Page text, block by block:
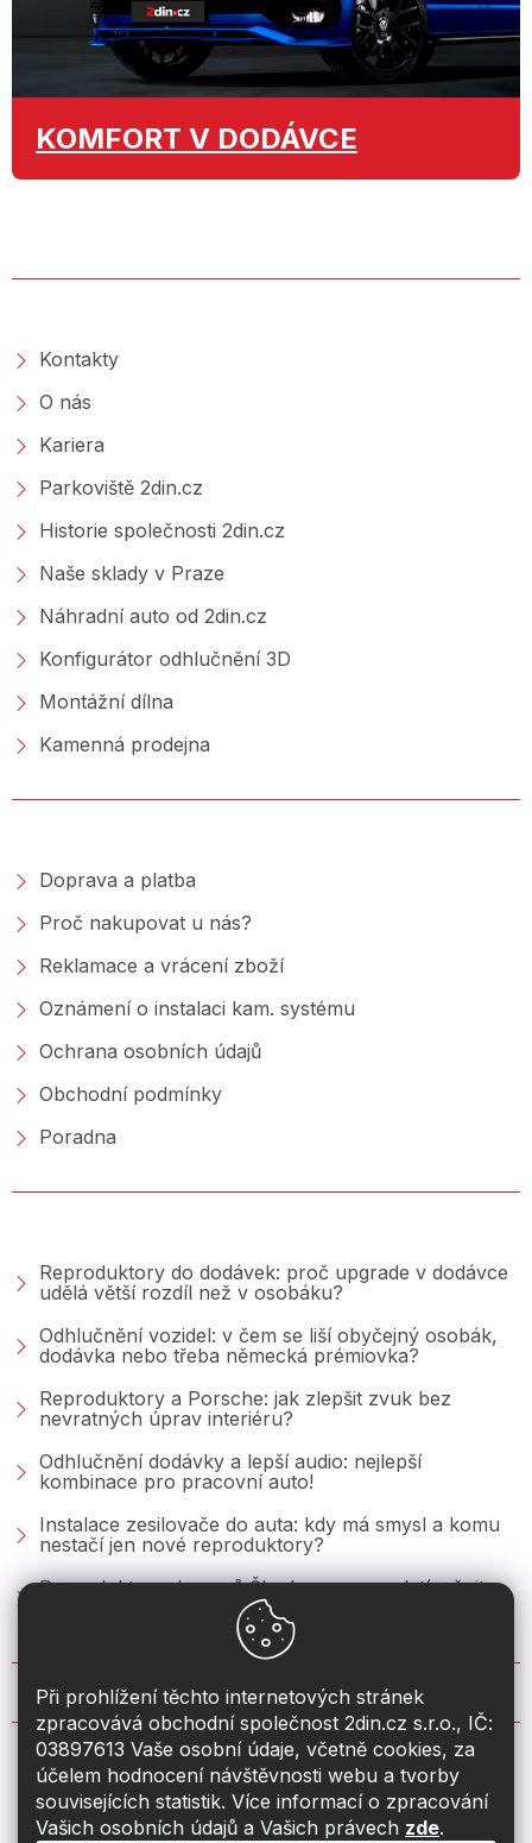
Při prohlížení těchto internetových stránek
zpracovává obchodní společnost 2din.cz s.r.o., IČ:
03897613 Vaše osobní údaje, včetně cookies, za
účelem hodnocení návštěvnosti webu a tvorby
souvisejících statistik. Více informací o zpracování
Vašich osobních údajů a Vašich právech zde.
KOMFORT V DODÁVCE
Kontakty
O nás
Kariera
Parkoviště 2din.cz
Historie společnosti 2din.cz
Naše sklady v Praze
Náhradní auto od 2din.cz
Konfigurátor odhlučnění 3D
Montážní dílna
Kamenná prodejna
Doprava a platba
Proč nakupovat u nás?
Reklamace a vrácení zboží
Oznámení o instalaci kam. systému
Ochrana osobních údajů
Obchodní podmínky
Poradna
Reproduktory do dodávek: proč upgrade v dodávce
udělá větší rozdíl než v osobáku?
Odhlučnění vozidel: v čem se liší obyčejný osobák,
dodávka nebo třeba německá prémiovka?
Reproduktory a Porsche: jak zlepšit zvuk bez
nevratných úprav interiéru?
Odhlučnění dodávky a lepší audio: nejlepší
kombinace pro pracovní auto!
Instalace zesilovače do auta: kdy má smysl a komu
nestačí jen nové reproduktory?
Reproduktory do vozů Škoda: co se vyplatí měnit u
Fabie, Octavie a Superbu?
KONTAKT
info@2din.cz
774 19 55 33